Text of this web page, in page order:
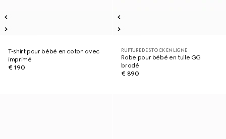
T-shirt pour bébé en coton avec
imprimé
€ 190
RUPTURE DE STOCK EN LIGNE
Robe pour bébé en tulle GG
brodé
€ 890